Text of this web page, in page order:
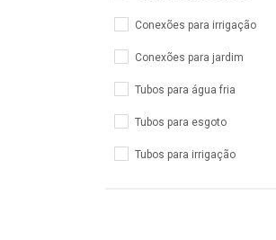
Conexões para irrigação
Conexões para jardim
Tubos para água fria
Tubos para esgoto
Tubos para irrigação